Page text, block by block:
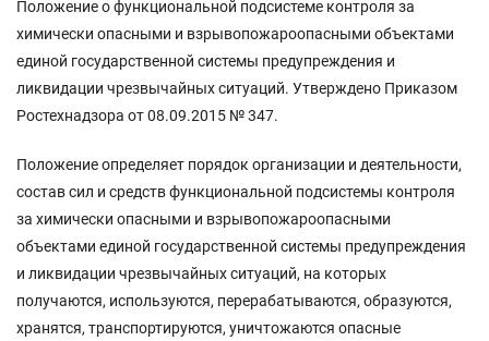
Положение о функциональной подсистеме контроля за
химически опасными и взрывопожароопасными объектами
единой государственной системы предупреждения и
ликвидации чрезвычайных ситуаций. Утверждено Приказом
Ростехнадзора от 08.09.2015 № 347.
Положение определяет порядок организации и деятельности,
состав сил и средств функциональной подсистемы контроля
за химически опасными и взрывопожароопасными
объектами единой государственной системы предупреждения
и ликвидации чрезвычайных ситуаций, на которых
получаются, используются, перерабатываются, образуются,
хранятся, транспортируются, уничтожаются опасные